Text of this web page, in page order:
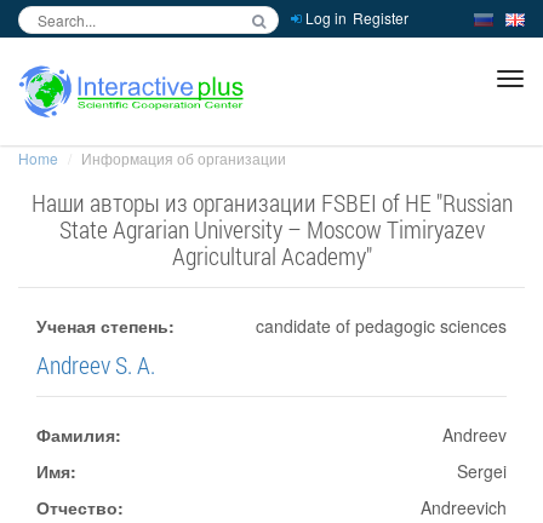
Log in Register
Home Информация об организации
Наши авторы из организации FSBEI of HE "Russian
State Agrarian University – Moscow Timiryazev
Agricultural Academy"
Ученая степень: candidate of pedagogic sciences
Andreev S. A.
Фамилия:
Andreev
Имя:
Sergei
Отчество:
Andreevich